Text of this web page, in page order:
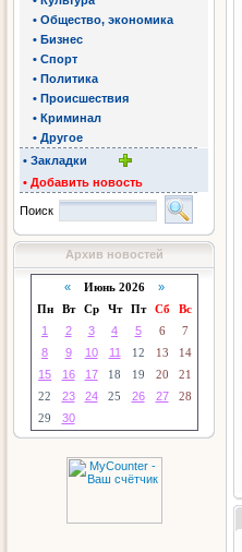
• Общество, экономика
• Бизнес
• Спорт
• Политика
• Происшествия
• Криминал
• Другое
• Закладки
• Добавить новость
Поиск
Архив новостей
«Июнь 2026 »
Пн
Вт Ср Чт Пт Сб
Вс
1
2 3 4 5 6
7
8
9 10 11 12 13
14
15
16 17 18 19 20
21
22
23 24 25 26 27
28
29
30